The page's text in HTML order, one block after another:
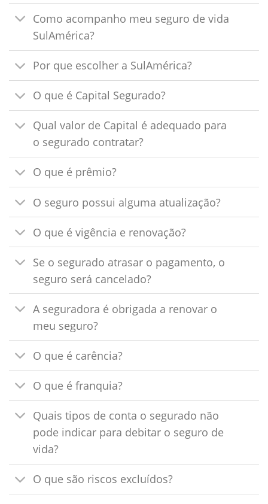
Como acompanho meu seguro de vida
SulAmérica?
Por que escolher a SulAmérica?
O que é Capital Segurado?
Qual valor de Capital é adequado para
o segurado contratar?
O que é prêmio?
O seguro possui alguma atualização?
O que é vigência e renovação?
Se o segurado atrasar o pagamento, o
seguro será cancelado?
A seguradora é obrigada a renovar o
meu seguro?
O que é carência?
O que é franquia?
Quais tipos de conta o segurado não
pode indicar para debitar o seguro de
vida?
O que são riscos excluídos?